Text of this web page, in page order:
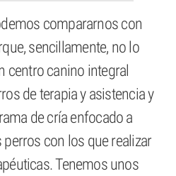
compararnos con
sencillamente, no lo
centro canino integral
de terapia y asistencia y
de cría enfocado a
con los que realizar
Tenemos unos